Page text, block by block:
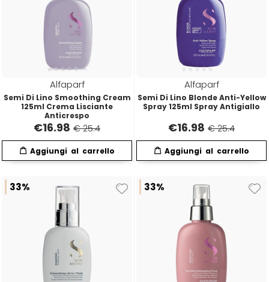
Olaplex
Omega
Orofluido
Pacinos
Panasonic
Parlux
Phytorelax
reBond
Redken
Refectocil
Refresh
Renbow
Renee Blanche
Revlon
Alfaparf
Semi Di Lino Smoothing Cream
125ml Crema Lisciante
Anticrespo
€16.98 € 25.4
Alfaparf
Semi Di Lino Blonde Anti-Yellow
Spray 125ml Spray Antigiallo
€16.98 € 25.4
33% 33%